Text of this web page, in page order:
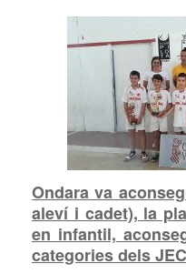
Ondara va
aleví i cadet), la
en infantil,
categories dels